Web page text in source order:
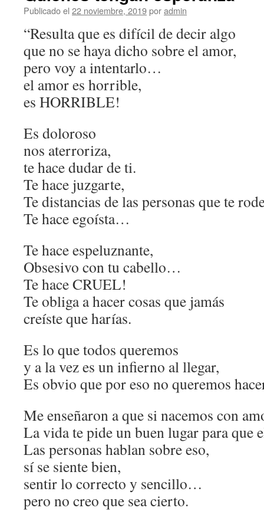
Publicado el 22 noviembre, 2019poradmin
“Resulta que es difícil de decir algo
que no se haya dicho sobre el amor,
pero voy a intentarlo…
el amor es horrible,
es HORRIBLE!
Es doloroso
nos aterroriza,
te hace dudar de ti.
Te hace juzgarte,
Te distancias de las personas que te
Te hace egoísta…
Te hace espeluznante,
Obsesivo con tu cabello…
Te hace CRUEL!
Te obliga a hacer cosas que jamás
creíste que harías.
Es lo que todos queremos
y a la vez es un infierno al llegar,
Es obvio que por eso no queremos
Me enseñaron a que si nacemos con
La vida te pide un buen lugar para que
Las personas hablan sobre eso,
sí se siente bien,
sentir lo correcto y sencillo…
pero no creo que sea cierto.